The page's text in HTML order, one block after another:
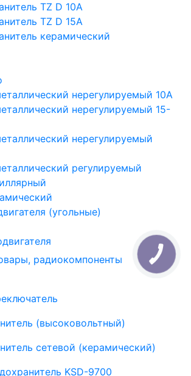
TZ D 10A
TZ D 15A
керамический
нерегулируемый 10A
нерегулируемый 15-
нерегулируемый
регулируемый
(угольные)
радиокомпоненты
(высоковольтный)
сетевой (керамический)
KSD-9700